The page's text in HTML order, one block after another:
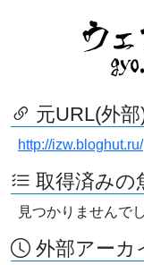
元URL(外部
http://izw.bloghut.ru/
取得済みの
見つかりませんでし
外部アーカ